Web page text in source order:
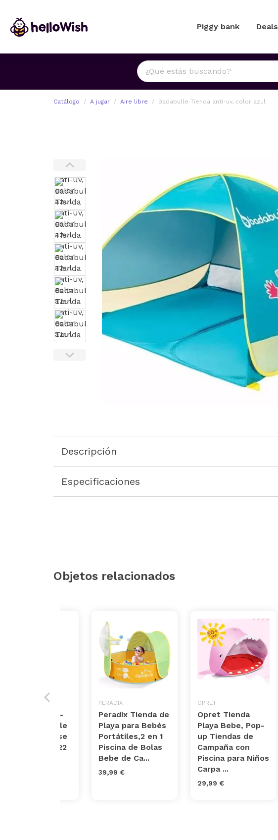
Piggy bank Deals
Catálogo A jugar Aire libre Badabulle Tienda anti-uv, color azul
Descripción
Especificaciones
Objetos relacionados
57106NP -
hinchable
con base
61 x 22
PERADIX
Peradix Tienda de
Playa para Bebés
Portátiles,2 en 1
Piscina de Bolas
Bebe de Ca...
39,99 €
OPRET
Opret Tienda
Playa Bebe, Pop-
up Tiendas de
Campaña con
Piscina para Niños
Carpa ...
29,99 €